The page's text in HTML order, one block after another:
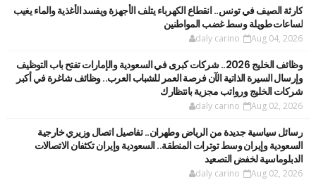
كارثة الصيف في تونس.. انقطاع الكهرباء يتلف الأجهزة ويفسد الأغذية والماء يغيب
لساعات طويلة وسط غضب المواطنين
daly carino Aug 04, 2026
وظائف الخليج 2026.. شركات كبرى في السعودية والإمارات تفتح باب التوظيف
وإرسال السيرة الذاتية الآن فرصة العمر للشباب العرب.. وظائف شاغرة في أكبر
شركات الخليج ورواتب مجزية بانتظارك
daly carino Aug 02, 2026
رسائل سياسية جديدة من الرياض وطهران.. تفاصيل اتصال وزيري خارجية
السعودية وإيران وسط توترات المنطقة.. السعودية وإيران تكثفان الاتصالات
الدبلوماسية لخفض التصعيد
daly carino Aug 02, 2026